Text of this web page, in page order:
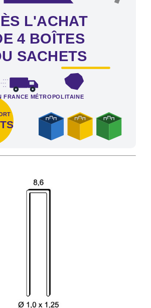
L'ACHAT
4 BOÎTES
SACHETS
FRANCE MÉTROPOLITAINE
en France métropolitaine dès l'achat de